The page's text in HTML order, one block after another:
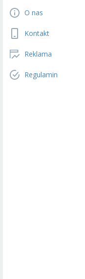
O nas
Kontakt
Reklama
Regulamin